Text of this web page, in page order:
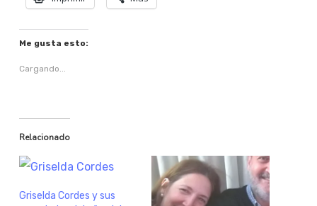
Me gusta esto:
Cargando...
Relacionado
Griselda Cordes y sus